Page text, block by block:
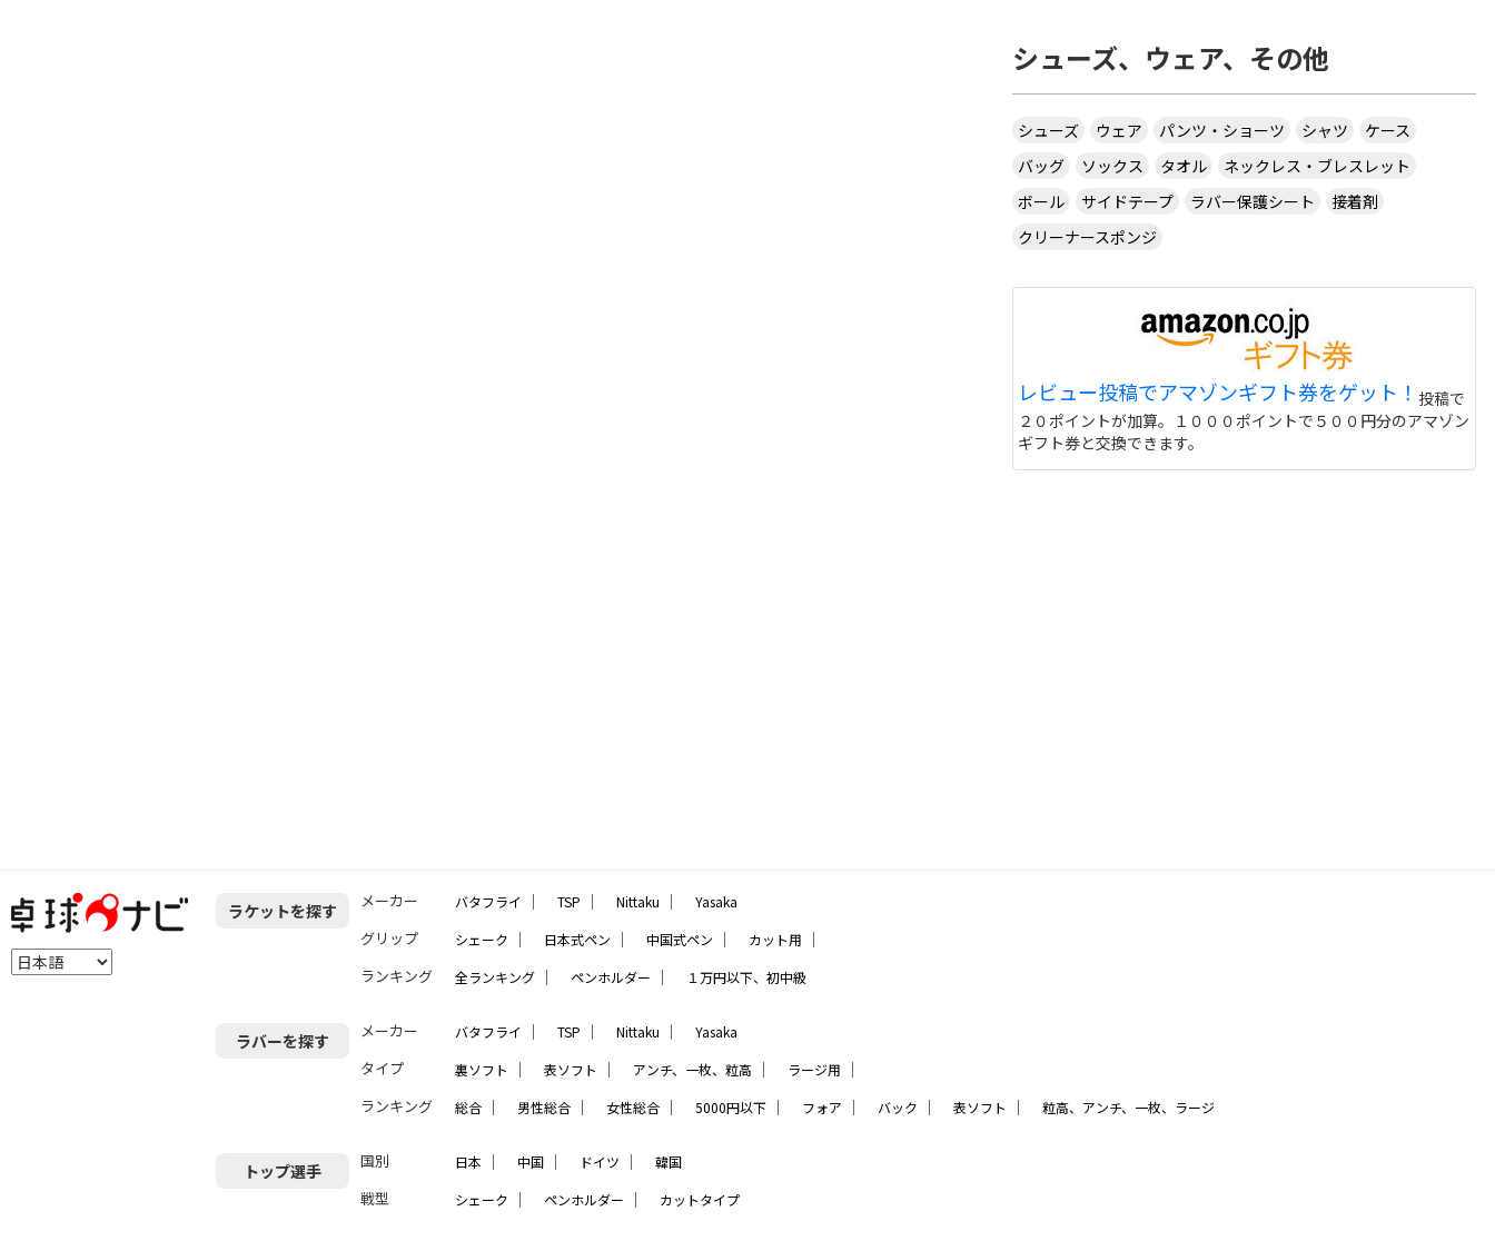
シューズ、ウェア、その他
シューズ ウェア パンツ・ショーツ シャツ
ケース
バッグ
ソックス タオル
ネックレス・ブレスレット
ボール
サイドテープ ラバー保護シート
接着剤
クリーナースポンジ
レビュー投稿でアマゾンギフト券をゲット！ 投稿で
２０ポイントが加算。１０００ポイントで５００円分のアマゾン
ギフト券と交換できます。
ラケットを探す メーカー バタフライ ｜ TSP ｜ Nittaku ｜ Yasaka
グリップ シェーク ｜ 日本式ペン ｜ 中国式ペン ｜ カット用 ｜
ランキング 全ランキング ｜ ペンホルダー ｜ １万円以下、初中級
ラバーを探す メーカー バタフライ ｜ TSP ｜ Nittaku ｜ Yasaka
タイプ 裏ソフト ｜ 表ソフト ｜ アンチ、一枚、粒高 ｜ ラージ用 ｜
ランキング 総合 ｜ 男性総合 ｜ 女性総合 ｜ 5000円以下 ｜ フォア ｜ バック ｜ 表ソフト ｜ 粒高、アンチ、一枚、ラージ
トップ選手 国別 日本 ｜ 中国 ｜ ドイツ ｜ 韓国
戦型 シェーク ｜ ペンホルダー ｜ カットタイプ